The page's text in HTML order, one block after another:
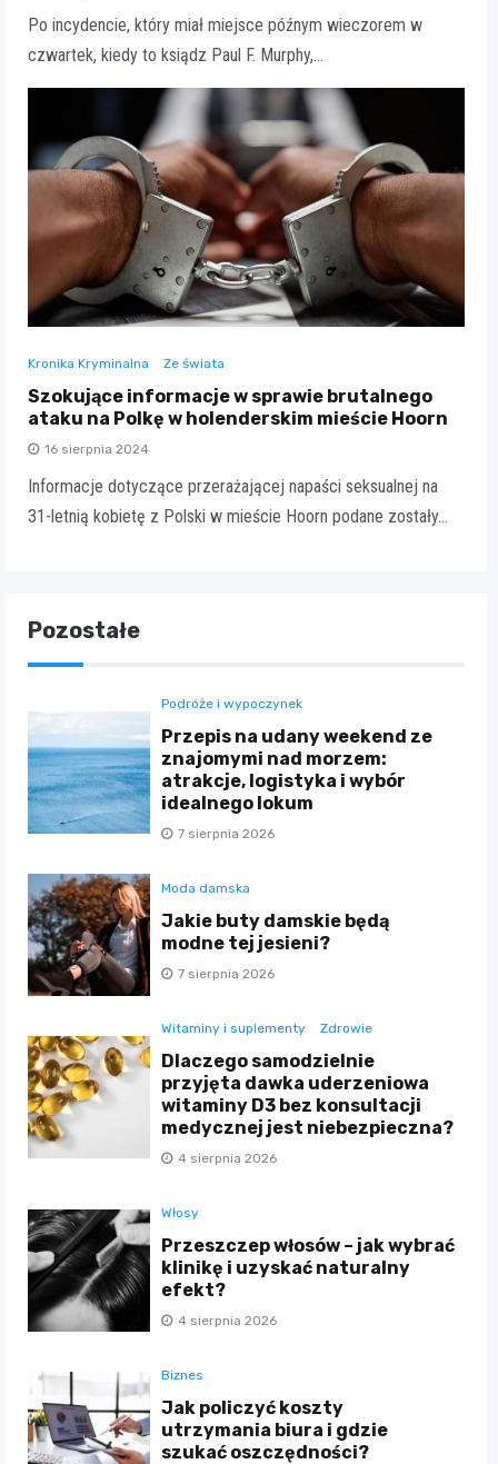
Po incydencie, który miał miejsce późnym wieczorem w
czwartek, kiedy to ksiądz Paul F. Murphy,…
Kronika Kryminalna Ze świata
Szokujące informacje w sprawie brutalnego
ataku na Polkę w holenderskim mieście Hoorn
16 sierpnia 2024
Informacje dotyczące przerażającej napaści seksualnej na
31-letnią kobietę z Polski w mieście Hoorn podane zostały…
Pozostałe
Podróże i wypoczynek
Przepis na udany weekend ze
znajomymi nad morzem:
atrakcje, logistyka i wybór
idealnego lokum
7 sierpnia 2026
Moda damska
Jakie buty damskie będą
modne tej jesieni?
7 sierpnia 2026
Witaminy i suplementy Zdrowie
Dlaczego samodzielnie
przyjęta dawka uderzeniowa
witaminy D3 bez konsultacji
medycznej jest niebezpieczna?
4 sierpnia 2026
Włosy
Przeszczep włosów – jak wybrać
klinikę i uzyskać naturalny
efekt?
4 sierpnia 2026
Biznes
Jak policzyć koszty
utrzymania biura i gdzie
szukać oszczędności?